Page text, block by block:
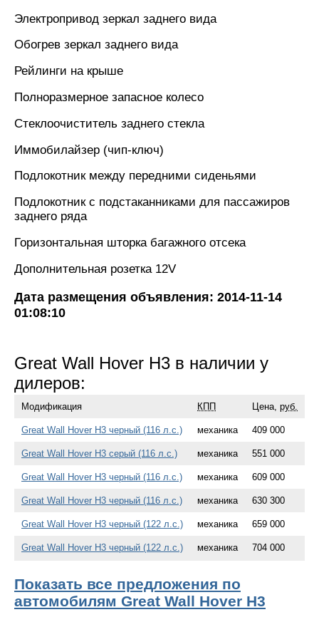
Электропривод зеркал заднего вида
Обогрев зеркал заднего вида
Рейлинги на крыше
Полноразмерное запасное колесо
Стеклоочиститель заднего стекла
Иммобилайзер (чип-ключ)
Подлокотник между передними сиденьями
Подлокотник с подстаканниками для пассажиров
заднего ряда
Горизонтальная шторка багажного отсека
Дополнительная розетка 12V
Дата размещения объявления: 2014-11-14
01:08:10
Great Wall Hover H3 в наличии у
дилеров:
Модификация КПП Цена, руб.
Great Wall Hover H3 черный (116 л.с.) механика 409 000
Great Wall Hover H3 серый (116 л.с.) механика 551 000
Great Wall Hover H3 черный (116 л.с.) механика 609 000
Great Wall Hover H3 черный (116 л.с.) механика 630 300
Great Wall Hover H3 черный (122 л.с.) механика 659 000
Great Wall Hover H3 черный (122 л.с.) механика 704 000
Показать все предложения по
автомобилям Great Wall Hover H3